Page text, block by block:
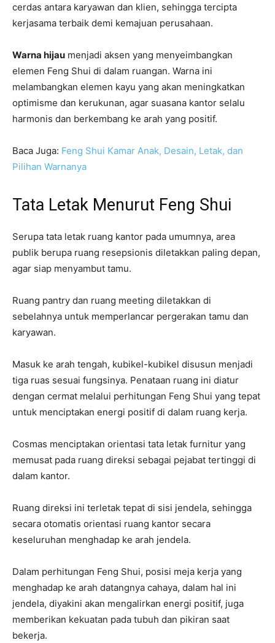
cerdas antara karyawan dan klien, sehingga tercipta
kerjasama terbaik demi kemajuan perusahaan.
Warna hijau menjadi aksen yang menyeimbangkan
elemen Feng Shui di dalam ruangan. Warna ini
melambangkan elemen kayu yang akan meningkatkan
optimisme dan kerukunan, agar suasana kantor selalu
harmonis dan berkembang ke arah yang positif.
Baca Juga: Feng Shui Kamar Anak, Desain, Letak, dan
Pilihan Warnanya
Tata Letak Menurut Feng Shui
Serupa tata letak ruang kantor pada umumnya, area
publik berupa ruang resepsionis diletakkan paling depan,
agar siap menyambut tamu.
Ruang pantry dan ruang meeting diletakkan di
sebelahnya untuk memperlancar pergerakan tamu dan
karyawan.
Masuk ke arah tengah, kubikel-kubikel disusun menjadi
tiga ruas sesuai fungsinya. Penataan ruang ini diatur
dengan cermat melalui perhitungan Feng Shui yang tepat
untuk menciptakan energi positif di dalam ruang kerja.
Cosmas menciptakan orientasi tata letak furnitur yang
memusat pada ruang direksi sebagai pejabat tertinggi di
dalam kantor.
Ruang direksi ini terletak tepat di sisi jendela, sehingga
secara otomatis orientasi ruang kantor secara
keseluruhan menghadap ke arah jendela.
Dalam perhitungan Feng Shui, posisi meja kerja yang
menghadap ke arah datangnya cahaya, dalam hal ini
jendela, diyakini akan mengalirkan energi positif, juga
memberikan kekuatan pada tubuh dan pikiran saat
bekerja.